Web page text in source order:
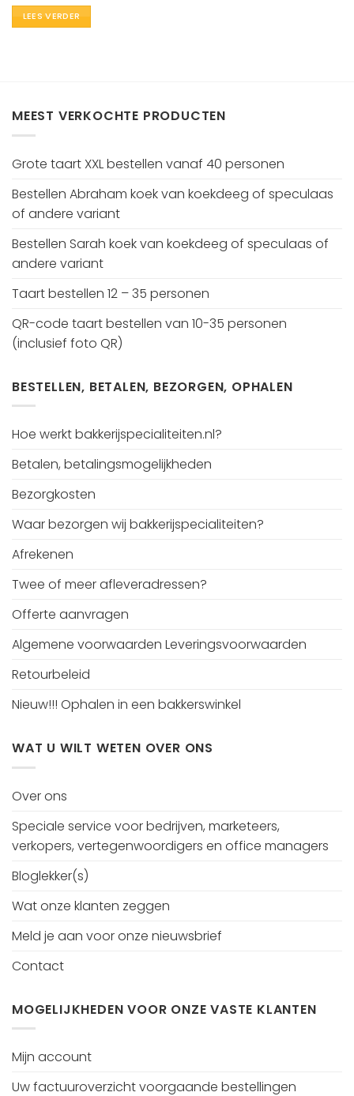
LEES VERDER
MEEST VERKOCHTE PRODUCTEN
Grote taart XXL bestellen vanaf 40 personen
Bestellen Abraham koek van koekdeeg of speculaas
of andere variant
Bestellen Sarah koek van koekdeeg of speculaas of
andere variant
Taart bestellen 12 – 35 personen
QR-code taart bestellen van 10-35 personen
(inclusief foto QR)
BESTELLEN, BETALEN, BEZORGEN, OPHALEN
Hoe werkt bakkerijspecialiteiten.nl?
Betalen, betalingsmogelijkheden
Bezorgkosten
Waar bezorgen wij bakkerijspecialiteiten?
Afrekenen
Twee of meer afleveradressen?
Offerte aanvragen
Algemene voorwaarden Leveringsvoorwaarden
Retourbeleid
Nieuw!!! Ophalen in een bakkerswinkel
WAT U WILT WETEN OVER ONS
Over ons
Speciale service voor bedrijven, marketeers,
verkopers, vertegenwoordigers en office managers
Bloglekker(s)
Wat onze klanten zeggen
Meld je aan voor onze nieuwsbrief
Contact
MOGELIJKHEDEN VOOR ONZE VASTE KLANTEN
Mijn account
Uw factuuroverzicht voorgaande bestellingen